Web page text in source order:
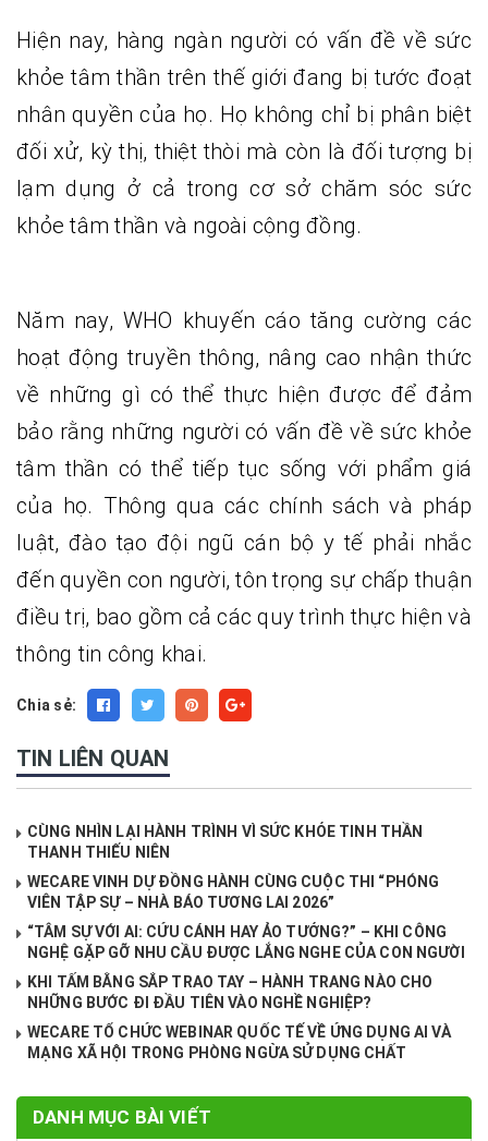
Hiện nay, hàng ngàn người có vấn đề về sức
khỏe tâm thần trên thế giới đang bị tước đoạt
nhân quyền của họ. Họ không chỉ bị phân biệt
đối xử, kỳ thị, thiệt thòi mà còn là đối tượng bị
lạm dụng ở cả trong cơ sở chăm sóc sức
khỏe tâm thần và ngoài cộng đồng.
Năm nay, WHO khuyến cáo tăng cường các
hoạt động truyền thông, nâng cao nhận thức
về những gì có thể thực hiện được để đảm
bảo rằng những người có vấn đề về sức khỏe
tâm thần có thể tiếp tục sống với phẩm giá
của họ. Thông qua các chính sách và pháp
luật, đào tạo đội ngũ cán bộ y tế phải nhắc
đến quyền con người, tôn trọng sự chấp thuận
điều trị, bao gồm cả các quy trình thực hiện và
thông tin công khai.
Chia sẻ:
TIN LIÊN QUAN
CÙNG NHÌN LẠI HÀNH TRÌNH VÌ SỨC KHỎE TINH THẦN
THANH THIẾU NIÊN
WECARE VINH DỰ ĐỒNG HÀNH CÙNG CUỘC THI “PHÓNG
VIÊN TẬP SỰ – NHÀ BÁO TƯƠNG LAI 2026”
“TÂM SỰ VỚI AI: CỨU CÁNH HAY ẢO TƯỞNG?” – KHI CÔNG
NGHỆ GẶP GỠ NHU CẦU ĐƯỢC LẮNG NGHE CỦA CON NGƯỜI
KHI TẤM BẰNG SẮP TRAO TAY – HÀNH TRANG NÀO CHO
NHỮNG BƯỚC ĐI ĐẦU TIÊN VÀO NGHỀ NGHIỆP?
WECARE TỔ CHỨC WEBINAR QUỐC TẾ VỀ ỨNG DỤNG AI VÀ
MẠNG XÃ HỘI TRONG PHÒNG NGỪA SỬ DỤNG CHẤT
DANH MỤC BÀI VIẾT